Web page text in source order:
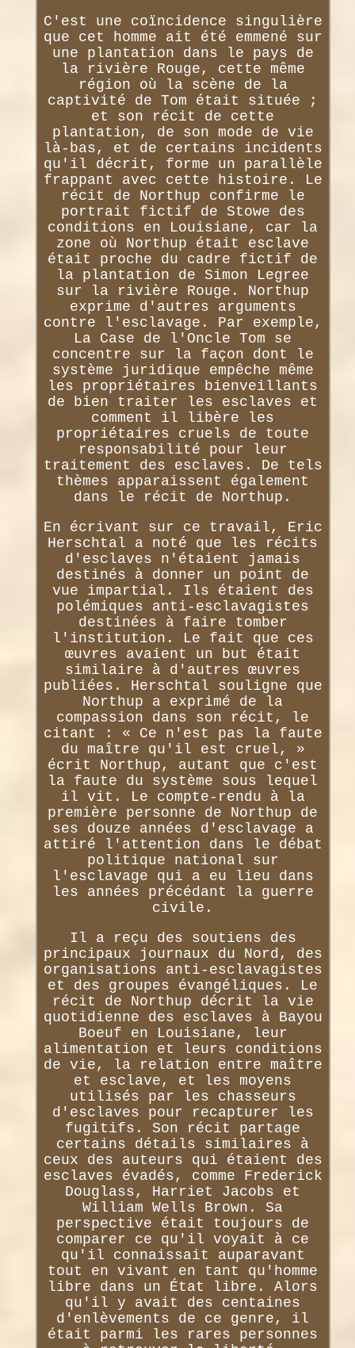
C'est une coïncidence singulière
que cet homme ait été emmené sur
une plantation dans le pays de
la rivière Rouge, cette même
région où la scène de la
captivité de Tom était située ;
et son récit de cette
plantation, de son mode de vie
là-bas, et de certains incidents
qu'il décrit, forme un parallèle
frappant avec cette histoire. Le
récit de Northup confirme le
portrait fictif de Stowe des
conditions en Louisiane, car la
zone où Northup était esclave
était proche du cadre fictif de
la plantation de Simon Legree
sur la rivière Rouge. Northup
exprime d'autres arguments
contre l'esclavage. Par exemple,
La Case de l'Oncle Tom se
concentre sur la façon dont le
système juridique empêche même
les propriétaires bienveillants
de bien traiter les esclaves et
comment il libère les
propriétaires cruels de toute
responsabilité pour leur
traitement des esclaves. De tels
thèmes apparaissent également
dans le récit de Northup.
En écrivant sur ce travail, Eric
Herschtal a noté que les récits
d'esclaves n'étaient jamais
destinés à donner un point de
vue impartial. Ils étaient des
polémiques anti-esclavagistes
destinées à faire tomber
l'institution. Le fait que ces
œuvres avaient un but était
similaire à d'autres œuvres
publiées. Herschtal souligne que
Northup a exprimé de la
compassion dans son récit, le
citant : « Ce n'est pas la faute
du maître qu'il est cruel, »
écrit Northup, autant que c'est
la faute du système sous lequel
il vit. Le compte-rendu à la
première personne de Northup de
ses douze années d'esclavage a
attiré l'attention dans le débat
politique national sur
l'esclavage qui a eu lieu dans
les années précédant la guerre
civile.
Il a reçu des soutiens des
principaux journaux du Nord, des
organisations anti-esclavagistes
et des groupes évangéliques. Le
récit de Northup décrit la vie
quotidienne des esclaves à Bayou
Boeuf en Louisiane, leur
alimentation et leurs conditions
de vie, la relation entre maître
et esclave, et les moyens
utilisés par les chasseurs
d'esclaves pour recapturer les
fugitifs. Son récit partage
certains détails similaires à
ceux des auteurs qui étaient des
esclaves évadés, comme Frederick
Douglass, Harriet Jacobs et
William Wells Brown. Sa
perspective était toujours de
comparer ce qu'il voyait à ce
qu'il connaissait auparavant
tout en vivant en tant qu'homme
libre dans un État libre. Alors
qu'il y avait des centaines
d'enlèvements de ce genre, il
était parmi les rares personnes